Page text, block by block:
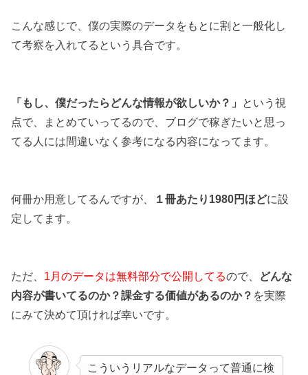
こんな感じで、僕の実際のデータをもとに割と一般化し
て考察を入れてるという具合です。
「もし、僕だったらどんな情報が欲しいか？」 という視
点で、まとめていってるので、ブログで稼ぎたいと思っ
てる人には間違いなく参考になる内容になってます。
何冊か用意してるんですが、 １冊あたり1980円ほどに設
定してます。
ただ、 1月のデータは無料部分で公開してるので、 どんな
内容が書いてるのか？課金する価値があるのか？ を実際
にみて決めて頂ければ幸いです。
こういうリアルなデータって普通に検